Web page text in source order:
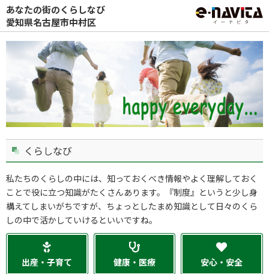
あなたの街のくらしなび
愛知県名古屋市中村区
くらしなび
私たちのくらしの中には、知っておくべき情報やよく理解しておく
ことで役に立つ知識がたくさんあります。『制度』というと少し身
構えてしまいがちですが、ちょっとしたまめ知識として日々のくら
しの中で活かしていけるといいですね。
出産・子育て 健康・医療 安心・安全